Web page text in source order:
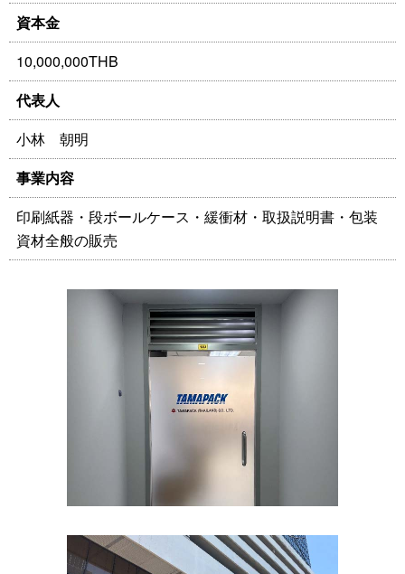
資本金
10,000,000THB
代表人
小林 朝明
事業内容
印刷紙器・段ボールケース・緩衝材・取扱説明書・包装
資材全般の販売